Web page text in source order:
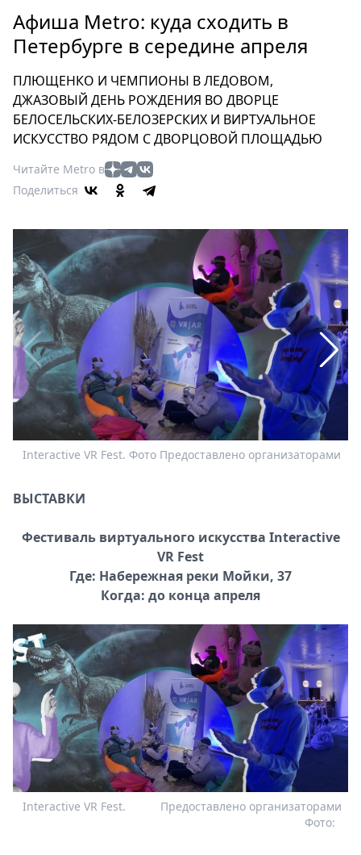
Россия
Мир
Еда
Туризм
Мода
Театр
Кино
Афиша
Книги
Выставки
Пресс-
релизы
О
Metro
Стримы
Спецпроекты
Звезды
Выборы
2026
Скачай
Афиша Metro: куда сходить в
Петербурге в середине апреля
ПЛЮЩЕНКО И ЧЕМПИОНЫ В ЛЕДОВОМ,
ДЖАЗОВЫЙ ДЕНЬ РОЖДЕНИЯ ВО ДВОРЦЕ
БЕЛОСЕЛЬСКИХ-БЕЛОЗЕРСКИХ И ВИРТУАЛЬНОЕ
ИСКУССТВО РЯДОМ С ДВОРЦОВОЙ ПЛОЩАДЬЮ
Читайте Metro в
Поделиться
Interactive VR Fest. Фото Предоставлено организаторами
ВЫСТАВКИ
Фестиваль виртуального искусства Interactive
VR Fest
Где: Набережная реки Мойки, 37
Когда: до конца апреля
Interactive VR Fest.
Предоставлено организаторами
Фото: